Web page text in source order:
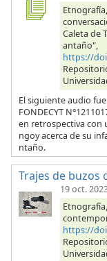
Caleta de
antaño",
https://
El siguiente audio
FONDECYT
en retrospectiva con
ngoy acerca de su
ntaño.
Trajes de buzos
19 oct.
https://